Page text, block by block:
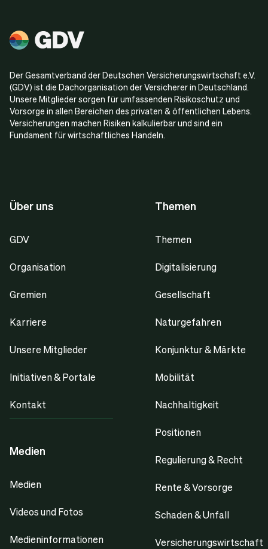
Der Gesamtverband der Deutschen Versicherungswirtschaft e.V.
(GDV) ist die Dachorganisation der Versicherer in Deutschland.
Unsere Mitglieder sorgen für umfassenden Risikoschutz und
Vorsorge in allen Bereichen des privaten & öffentlichen Lebens.
Versicherungen machen Risiken kalkulierbar und sind ein
Fundament für wirtschaftliches Handeln.
Über uns
GDV
Organisation
Gremien
Karriere
Unsere Mitglieder
Initiativen & Portale
Kontakt
Medien
Medien
Videos und Fotos
Medieninformationen
Themen
Themen
Digitalisierung
Gesellschaft
Naturgefahren
Konjunktur & Märkte
Mobilität
Nachhaltigkeit
Positionen
Regulierung & Recht
Rente & Vorsorge
Schaden & Unfall
Versicherungswirtschaft